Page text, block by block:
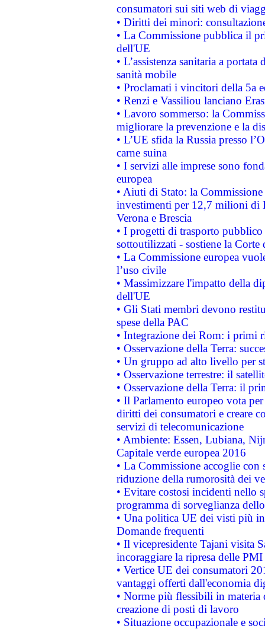
consumatori sui siti web di
• Diritti dei minori:
• La Commissione pubblica il
dell'UE
• L’assistenza sanitaria a
sanità mobile
• Proclamati i vincitori della 5a
• Renzi e Vassiliou lanciano
• Lavoro sommerso: la
migliorare la prevenzione e la
• L’UE sfida la Russia presso
carne suina
• I servizi alle imprese sono
europea
• Aiuti di Stato: la
investimenti per 12,7 milioni di
Verona e Brescia
• I progetti di trasporto
sottoutilizzati - sostiene la Corte
• La Commissione europea
l’uso civile
• Massimizzare l'impatto della
dell'UE
• Gli Stati membri devono
spese della PAC
• Integrazione dei Rom: i primi
• Osservazione della Terra:
• Un gruppo ad alto livello per
• Osservazione terrestre: il
• Osservazione della Terra: il
• Il Parlamento europeo vota
diritti dei consumatori e creare
servizi di telecomunicazione
• Ambiente: Essen, Lubiana,
Capitale verde europea 2016
• La Commissione accoglie
riduzione della rumorosità dei
• Evitare costosi incidenti nello
programma di sorveglianza
• Una politica UE dei visti più
Domande frequenti
• Il vicepresidente Tajani visita
incoraggiare la ripresa delle
• Vertice UE dei consumatori
vantaggi offerti dall'economia
• Norme più flessibili in materia
creazione di posti di lavoro
• Situazione occupazionale e